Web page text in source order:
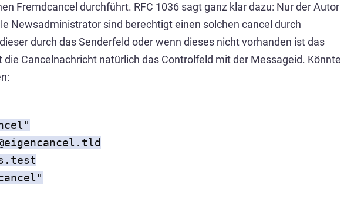
Fremdcancel durchführt. RFC 1036 sagt ganz klar dazu: Nur der Autor
Newsadministrator sind berechtigt einen solchen cancel durch
durch das Senderfeld oder wenn dieses nicht vorhanden ist das
Cancelnachricht natürlich das Controlfeld mit der Messageid. Könnte